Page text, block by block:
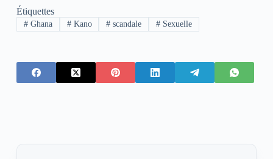
Étiquettes
#Ghana #Kano # scandale # Sexuelle